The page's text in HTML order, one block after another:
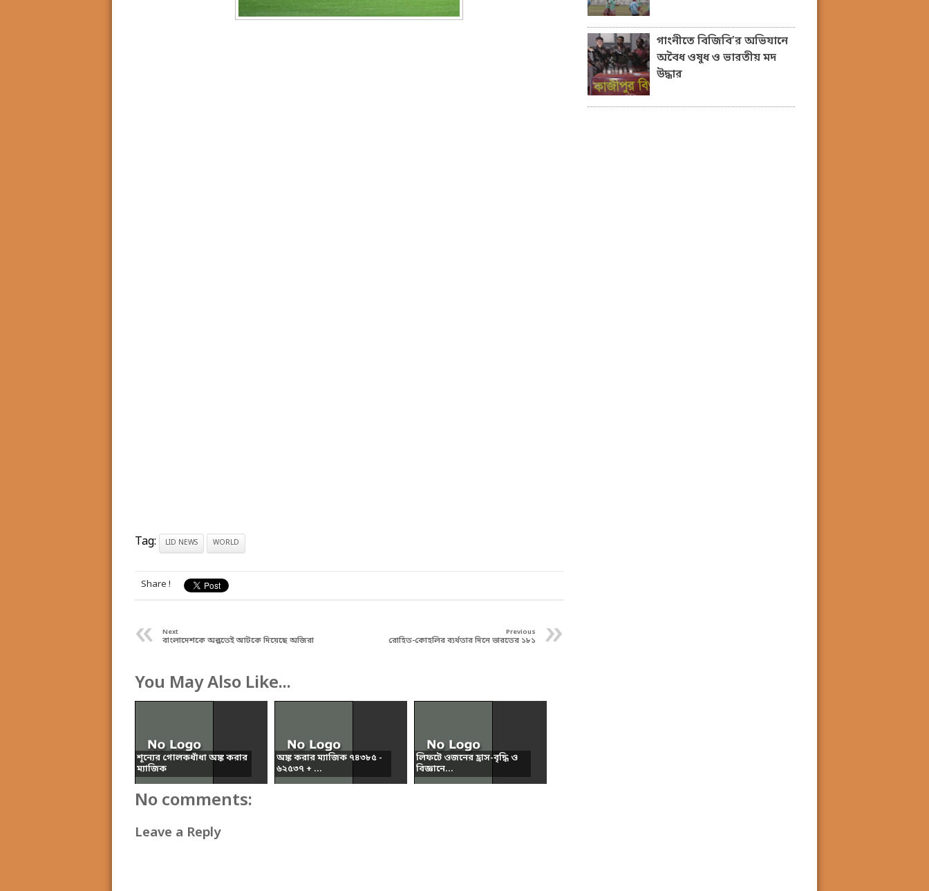
Tag: LID NEWS WORLD
Share !
« Next
বাংলাদেশকে অল্পতেই আটকে দিয়েছে অজিরা »
Previous
রোহিত-কোহলির ব্যর্থতার দিনে ভারতের ১৮১
You May Also Like...
শূন্যের গোলকধাঁধা অঙ্ক করার
ম্যাজিক
অঙ্ক করার ম্যাজিক ৭৪৩৮৫ -
৬২৫৩৭ + ...
লিফটে ওজনের হ্রাস-বৃদ্ধি ও
বিজ্ঞানে...
No comments:
Leave a Reply
গাংনীতে বিজিবি’র অভিযানে
অবৈধ ওষুধ ও ভারতীয় মদ
উদ্ধার